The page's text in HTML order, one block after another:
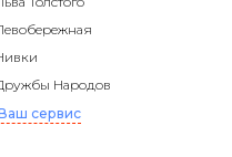
Народов
сервис